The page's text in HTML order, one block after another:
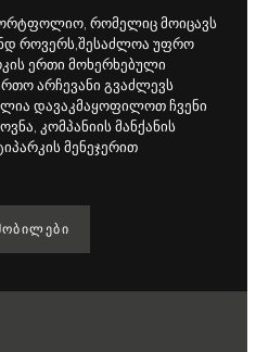
რომელიც მოიცავს
როვერს,შესაძლოა უფრო
ერთი მოხერხებული
არჩევანი გვაძლევს
დავაკმაყოფილოთ ჩვენი
კომპანიის მანქანის
მენეჯერით